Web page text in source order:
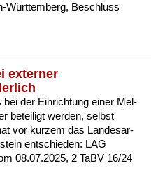
Würt­tem­berg, Be­schluss
externer
bei der Ein­rich­tung ei­ner Mel­
be­tei­ligt wer­den, selbst
vor kur­zem das Lan­des­ar­
ent­schie­den: LAG
08.07.2025, 2 TaBV 16/24